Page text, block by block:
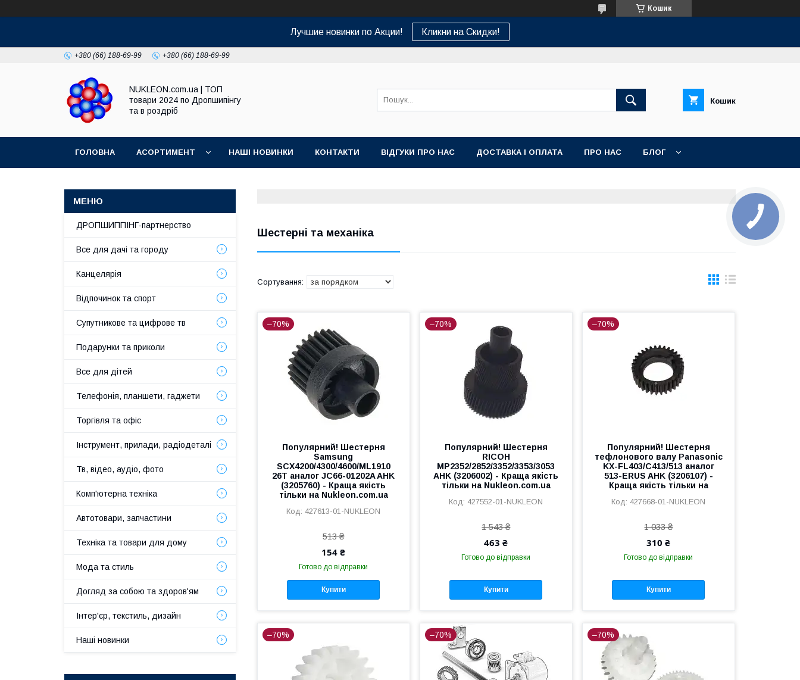
Кошик
Лучшие новинки по Акции! Кликни на Скидки!
+380 (66) 188-69-99 +380 (66) 188-69-99
NUKLEON.com.ua | ТОП
товари 2024 по Дропшипінгу
та в роздріб
Кошик
ГОЛОВНА АСОРТИМЕНТ НАШІ НОВИНКИ КОНТАКТИ ВІДГУКИ ПРО НАС ДОСТАВКА І ОПЛАТА ПРО НАС БЛОГ
Шестерні та механіка
–70%
Популярний! Шестерня
Samsung
SCX4200/4300/4600/ML1910
26T аналог JC66-01202A AHK
(3205760) - Краща якість
тільки на Nukleon.com.ua
427613-01-NUKLEON
513 ₴
154 ₴
Готово до відправки
Купити
–70%
Популярний! Шестерня
RICOH
MP2352/2852/3352/3353/3053
AHK (3206002) - Краща якість
тільки на Nukleon.com.ua
427552-01-NUKLEON
1 543 ₴
463 ₴
Готово до відправки
Купити
–70%
Популярний! Шестерня
тефлонового валу Panasonic
KX-FL403/C413/513 аналог
513-ERUS AHK (3206107) -
Краща якість тільки на
427668-01-NUKLEON
1 033 ₴
310 ₴
Готово до відправки
Купити
–70% –70% –70%
ДРОПШИППІНГ-партнерство
Все для дачі та городу
Канцелярія
Відпочинок та спорт
Супутникове та цифрове тв
Подарунки та приколи
Все для дітей
Телефонія, планшети, гаджети
Торгівля та офіс
Інструмент, прилади, радіодеталі
Тв, відео, аудіо, фото
Комп'ютерна техніка
Автотовари, запчастини
Техніка та товари для дому
Мода та стиль
Догляд за собою та здоров'ям
Інтер'єр, текстиль, дизайн
Наші новинки